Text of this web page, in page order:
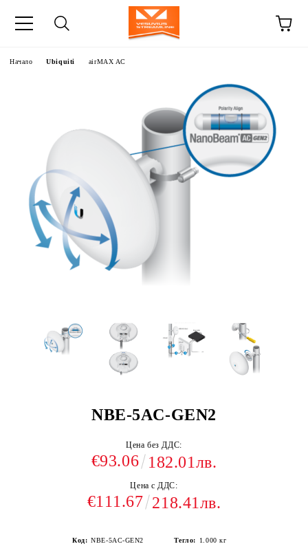
Начало Ubiquiti airMAX AC
NBE-5AC-GEN2
Цена без ДДС:
€93.06 182.01лв.
Цена с ДДС:
€111.67 218.41лв.
Код: NBE-5AC-GEN2 Тегло: 1.000 кг